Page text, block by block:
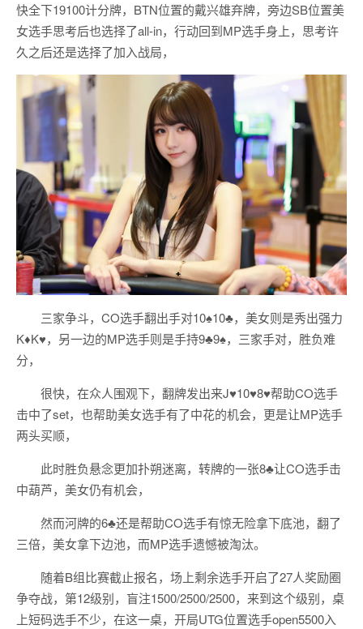
快全下19100计分牌，BTN位置的戴兴雄弃牌，旁边SB位置美
女选手思考后也选择了all-in，行动回到MP选手身上，思考许
久之后还是选择了加入战局，
三家争斗，CO选手翻出手对10♠️10♣️，美女则是秀出强力
K♦️K♥️，另一边的MP选手则是手持9♣️9♠️，三家手对，胜负难
分，
很快，在众人围观下，翻牌发出来J♥️10♥️8♥️帮助CO选手
击中了set，也帮助美女选手有了中花的机会，更是让MP选手
两头买顺，
此时胜负悬念更加扑朔迷离，转牌的一张8♣️让CO选手击
中葫芦，美女仍有机会，
然而河牌的6♣️还是帮助CO选手有惊无险拿下底池，翻了
三倍，美女拿下边池，而MP选手遗憾被淘汰。
随着B组比赛截止报名，场上剩余选手开启了27人奖励圈
争夺战，第12级别，盲注1500/2500/2500，来到这个级别，桌
上短码选手不少，在这一桌，开局UTG位置选手open5500入